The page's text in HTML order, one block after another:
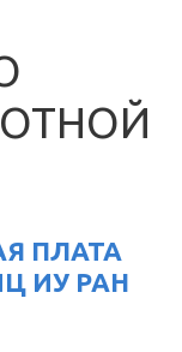
ПЛАТА
ИУ РАН